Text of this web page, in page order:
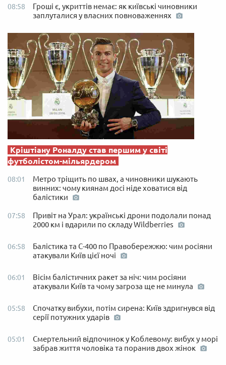
08:58
Гроші є, укриттів немає: як київські чиновники
заплуталися у власних повноваженнях
Кріштіану Роналду став першим у світі
футболістом-мільярдером
08:01
Метро тріщить по швах, а чиновники шукають
винних: чому киянам досі ніде ховатися від
балістики
07:58
Привіт на Урал: українські дрони подолали понад
2000 км і вдарили по складу Wildberries
06:58
Балістика та С-400 по Правобережжю: чим росіяни
атакували Київ цієї ночі
06:01
Вісім балістичних ракет за ніч: чим росіяни
атакували Київ та чому загроза ще не минула
05:58
Спочатку вибухи, потім сирена: Київ здригнувся від
серії потужних ударів
05:01
Смертельний відпочинок у Коблевому: вибух у морі
забрав життя чоловіка та поранив двох жінок